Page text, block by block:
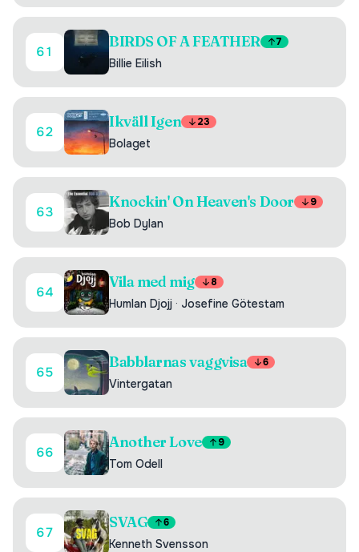
61
BIRDS OF A FEATHER 7
Billie Eilish
62
Ikväll Igen 23
Bolaget
63
Knockin' On Heaven's Door 9
Bob Dylan
64
Vila med mig 8
Humlan Djojj · Josefine Götestam
65
Babblarnas vaggvisa 6
Vintergatan
66
Another Love 9
Tom Odell
67
SVAG 6
Kenneth Svensson